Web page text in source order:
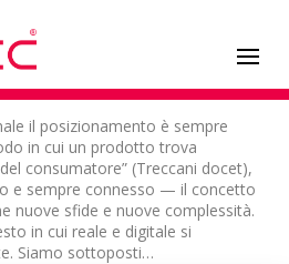
il posizionamento è sempre
in cui un prodotto trova
consumatore” (Treccani docet),
e sempre connesso — il concetto
nuove sfide e nuove complessità.
in cui reale e digitale si
Siamo sottoposti…